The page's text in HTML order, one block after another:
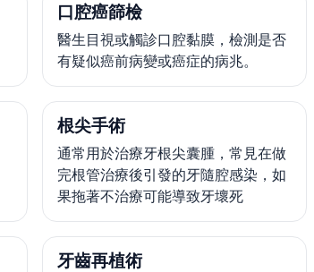
口腔癌篩檢
醫生目視或觸診口腔黏膜，檢測是否
有疑似癌前病變或癌症的病兆。
根尖手術
通常用於治療牙根尖囊腫，常見在做
完根管治療後引發的牙隨腔感染，如
果拖著不治療可能導致牙壞死
牙齒再植術